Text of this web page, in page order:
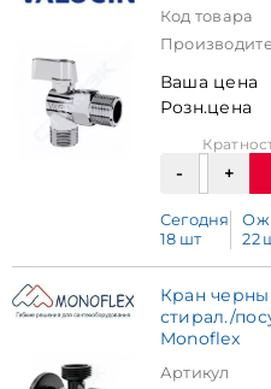
Код товара
Ваша цена
Розн.цена
Сегодня
18 шт
22
Кран
стирал./
Monoflex
Артикул